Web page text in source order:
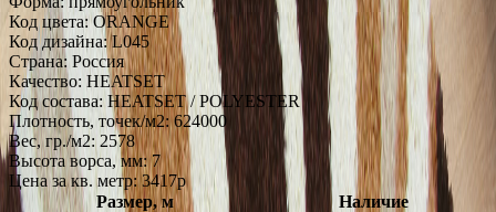
Код цвета:ORANGE
Код дизайна:L045
Страна: Россия
Качество: HEATSET
Код состава: HEATSET / POLYESTER
Плотность, точек/м2:624000
Вес, гр./м2:2578
Высота ворса, мм:7
Цена за кв. метр: 3417p
Размер, м
Наличие